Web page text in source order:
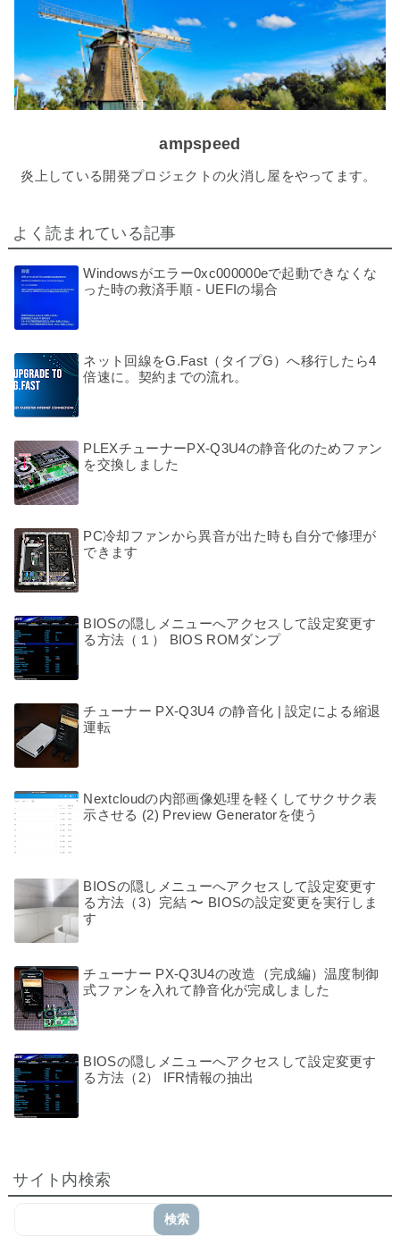
ampspeed
炎上している開発プロジェクトの火消し屋をやってます。
よく読まれている記事
Windowsがエラー0xc000000eで起動できなくな
った時の救済手順 - UEFIの場合
ネット回線をG.Fast（タイプG）へ移行したら4
倍速に。契約までの流れ。
PLEXチューナーPX-Q3U4の静音化のためファン
を交換しました
PC冷却ファンから異音が出た時も自分で修理が
できます
BIOSの隠しメニューへアクセスして設定変更す
る方法（１） BIOS ROMダンプ
チューナー PX-Q3U4 の静音化 | 設定による縮退
運転
Nextcloudの内部画像処理を軽くしてサクサク表
示させる (2) Preview Generatorを使う
BIOSの隠しメニューへアクセスして設定変更す
る方法（3）完結 〜 BIOSの設定変更を実行しま
す
チューナー PX-Q3U4の改造（完成編）温度制御
式ファンを入れて静音化が完成しました
BIOSの隠しメニューへアクセスして設定変更す
る方法（2） IFR情報の抽出
サイト内検索